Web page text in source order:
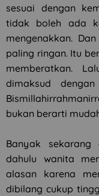
sesuai dengan
tidak boleh ada
mengenakkan.
paling ringan. Itu
memberatkan.
dimaksud
bukan berarti
Banyak
dahulu wanita
alasan karena
dibilang cukup